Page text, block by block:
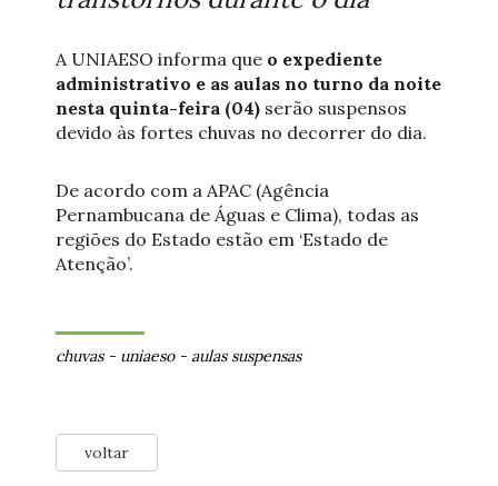
A UNIAESO informa que o expediente
administrativo e as aulas no turno da noite
nesta quinta-feira (04) serão suspensos
devido às fortes chuvas no decorrer do dia.
De acordo com a APAC (Agência
Pernambucana de Águas e Clima), todas as
regiões do Estado estão em ‘Estado de
Atenção’.
chuvas- uniaeso- aulas suspensas
voltar